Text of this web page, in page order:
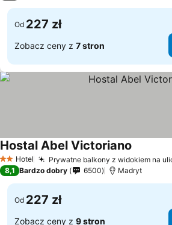
Od 227 zł
Zobacz ceny z 7 stron
2 Kategoria
Hotel Prywatne balkony z widokiem na
Hostal Abel Victoriano
8,1 Bardzo dobry 6500 Madryt
Od 227 zł
Zobacz ceny z 9 stron